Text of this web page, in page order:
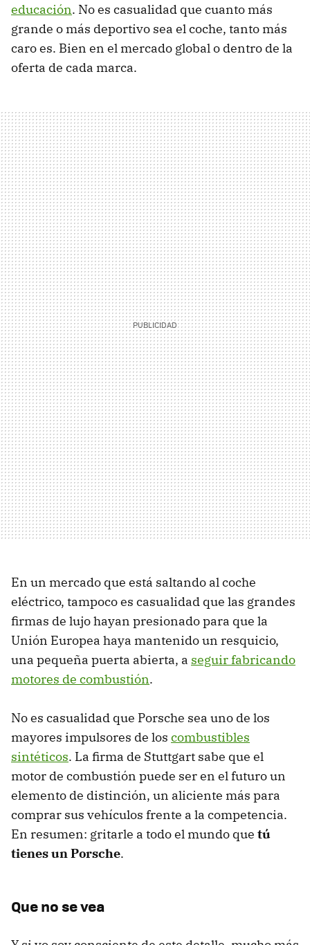
educación. No es casualidad que cuanto más
grande o más deportivo sea el coche, tanto más
caro es. Bien en el mercado global o dentro de la
oferta de cada marca.
En un mercado que está saltando al coche
eléctrico, tampoco es casualidad que las grandes
firmas de lujo hayan presionado para que la
Unión Europea haya mantenido un resquicio,
una pequeña puerta abierta, a seguir fabricando
motores de combustión.
No es casualidad que Porsche sea uno de los
mayores impulsores de los combustibles
sintéticos. La firma de Stuttgart sabe que el
motor de combustión puede ser en el futuro un
elemento de distinción, un aliciente más para
comprar sus vehículos frente a la competencia.
En resumen: gritarle a todo el mundo que tú
tienes un Porsche.
Que no se vea